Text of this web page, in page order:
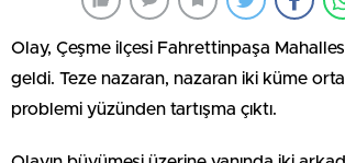
Olay, Çeşme ilçesi Fahrettinpaşa
geldi. Teze nazaran, nazaran iki küme
problemi yüzünden tartışma çıktı.